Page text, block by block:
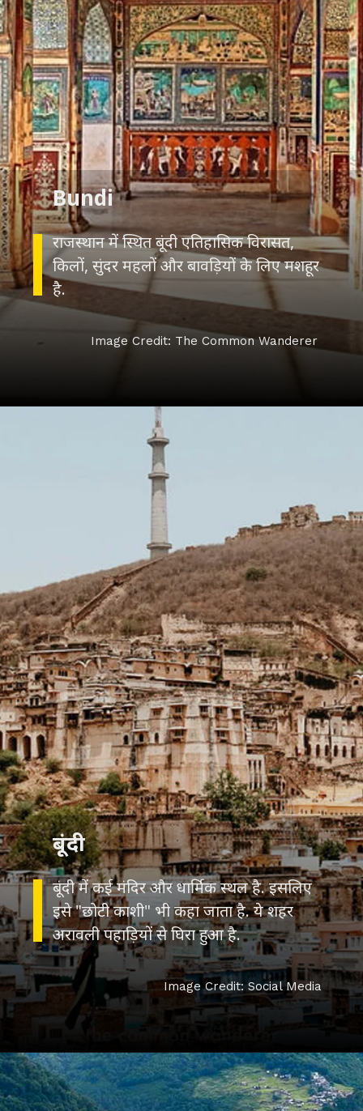
राजस्थान में स्थित बूंदी एतिहासिक विरासत,
किलों, सुंदर महलों और बावड़ियों के लिए मशहूर
Bundi
Image Credit: The Common Wanderer
बूंदी में कई मंदिर और धार्मिक स्थल है. इसलिए
इसे "छोटी काशी" भी कहा जाता है. ये शहर
अरावली पहाड़ियों से घिरा हुआ है.
बूंदी